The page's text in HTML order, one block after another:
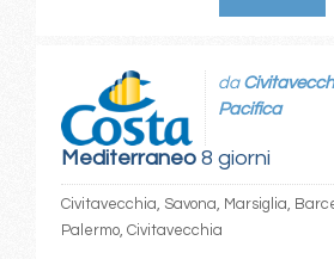
Mediterraneo8 giorni
da
Pacifica
Civitavecchia, Savona, Marsiglia,
Palermo, Civitavecchia